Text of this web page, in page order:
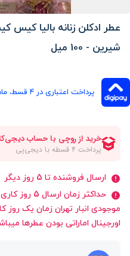
عطر ادکلن زنانه بالیا کیس
شیرین - 100 میل
پرداخت اعتباری در ۴ قسط، ماهانه 1,049,500 تومان
ارسال فروشنده تا 5 روز دیگر
حداکثر
موجودی انبار تهران زمان یک
اورجینال اماراتی بودن عطرها